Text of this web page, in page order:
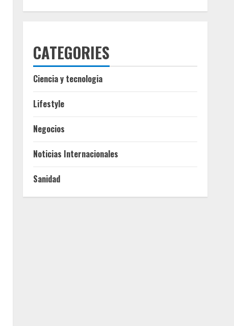
CATEGORIES
Ciencia y tecnologia
Lifestyle
Negocios
Noticias Internacionales
Sanidad